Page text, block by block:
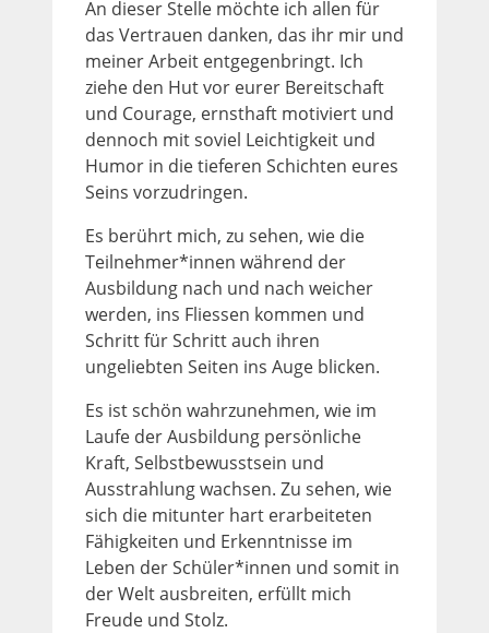
An dieser Stelle möchte ich allen für
das Vertrauen danken, das ihr mir und
meiner Arbeit entgegenbringt. Ich
ziehe den Hut vor eurer Bereitschaft
und Courage, ernsthaft motiviert und
dennoch mit soviel Leichtigkeit und
Humor in die tieferen Schichten eures
Seins vorzudringen.
Es berührt mich, zu sehen, wie die
Teilnehmer*innen während der
Ausbildung nach und nach weicher
werden, ins Fliessen kommen und
Schritt für Schritt auch ihren
ungeliebten Seiten ins Auge blicken.
Es ist schön wahrzunehmen, wie im
Laufe der Ausbildung persönliche
Kraft, Selbstbewusstsein und
Ausstrahlung wachsen. Zu sehen, wie
sich die mitunter hart erarbeiteten
Fähigkeiten und Erkenntnisse im
Leben der Schüler*innen und somit in
der Welt ausbreiten, erfüllt mich
Freude und Stolz.